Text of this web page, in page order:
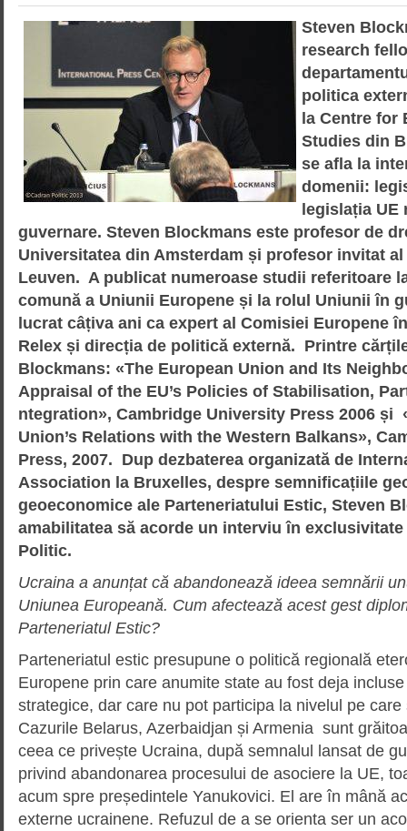
Steven
research
politica
la Centre for
Studies din
se afla la
domenii:
legislația UE
guvernare. Steven Blockmans este profesor de
Universitatea din Amsterdam și profesor invitat
Leuven. A publicat numeroase studii referitoare
comună a Uniunii Europene și la rolul Uniunii în
lucrat câțiva ani ca expert al Comisiei Europene
Relex și direcția de politică externă. Printre
Blockmans: «The European Union and Its
Appraisal of the EU’s Policies of Stabilisation,
ntegration», Cambridge University Press 2006 și
Union’s Relations with the Western Balkans»,
Press, 2007. Dup dezbaterea organizată de
Association la Bruxelles, despre semnificațiile
geoeconomice ale Parteneriatului Estic, Steven
amabilitatea să acorde un interviu în
Politic.
Ucraina a anunțat că abandonează ideea semnării
Uniunea Europeană. Cum afectează acest gest
Parteneriatul Estic?
Parteneriatul estic presupune o politică regională
Europene prin care anumite state au fost deja
strategice, dar care nu pot participa la nivelul pe
Cazurile Belarus, Azerbaidjan și Armenia sunt
ceea ce privește Ucraina, după semnalul lansat de
privind abandonarea procesului de asociere la UE,
acum spre președintele Yanukovici. El are în mână
externe ucrainene. Refuzul de a se orienta ser un